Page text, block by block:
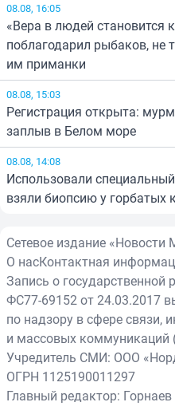
08.08, 16:05
«Вера в людей становится
поблагодарил рыбаков, не
им приманки
08.08, 15:03
Регистрация открыта:
заплыв в Белом море
08.08, 14:08
Использовали
взяли биопсию у горбатых
Сетевое издание «Новости
О насКонтактная
Запись о
ФС77-69152 от 24.03.2017
по надзору в сфере связи,
и массовых коммуникаций
Учредитель СМИ: ООО
ОГРН 1125190011297
Главный редактор: